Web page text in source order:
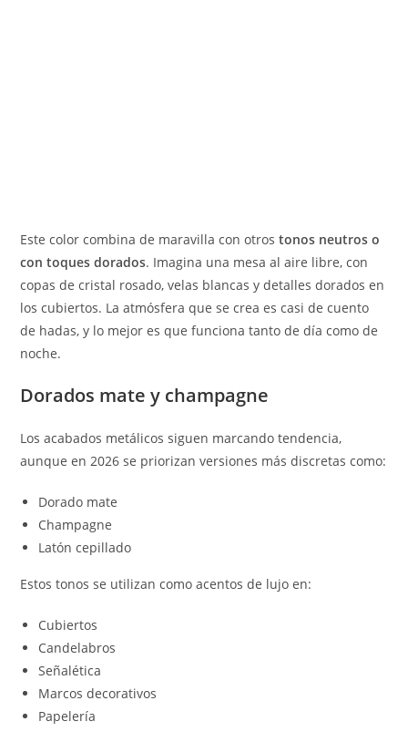
Este color combina de maravilla con otrostonos neutros o
con toques dorados. Imagina una mesa al aire libre, con
copas de cristal rosado, velas blancas y detalles dorados en
los cubiertos. La atmósfera que se crea es casi de cuento
de hadas, y lo mejor es que funciona tanto de día como de
noche.
Dorados mate y champagne
Los acabados metálicos siguen marcando tendencia,
aunque en 2026 se priorizan versiones más discretas como:
Dorado mate
Champagne
Latón cepillado
Estos tonos se utilizan como acentos de lujo en:
Cubiertos
Candelabros
Señalética
Marcos decorativos
Papelería